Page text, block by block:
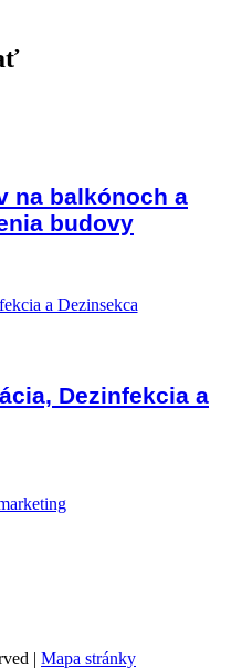
na balkónoch a
budovy
Dezinfekcia a
| Mapa stránky